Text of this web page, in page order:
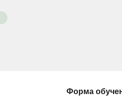
Форма